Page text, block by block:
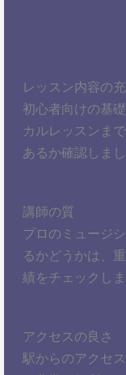
レッスン内容の
初心者向けの基
カルレッスンま
あるか確認しまし
講師の質
プロのミュージ
るかどうかは、
績をチェックしま
アクセスの良さ
駅からのアクセ